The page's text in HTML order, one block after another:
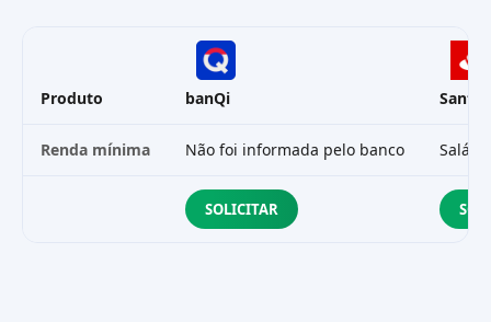
Produto banQi
Renda mínima Não foi informada pelo banco
SOLICITAR